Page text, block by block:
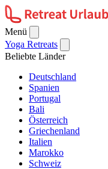
Menü
Yoga Retreats
Beliebte Länder
Deutschland
Spanien
Portugal
Bali
Österreich
Griechenland
Italien
Marokko
Schweiz